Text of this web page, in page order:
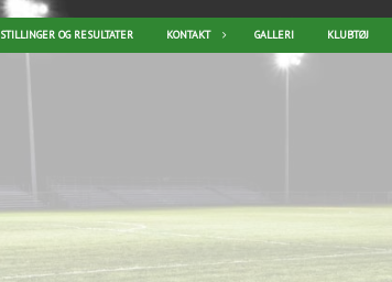
STILLINGER OG RESULTATER KONTAKT GALLERI KLUBTØJ